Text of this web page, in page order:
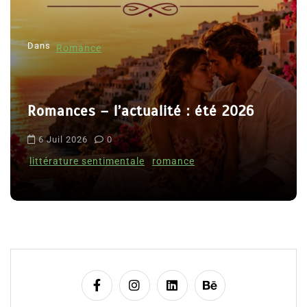
l
’
a
r
t
i
c
e
Dans Romance
Romances – l’actualité : été 2026
6 Juil 2026 0
littérature sentimentale romance